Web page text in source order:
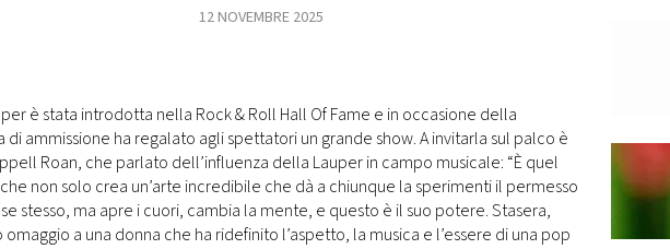
12 NOVEMBRE 2025
è stata introdotta nella Rock & Roll Hall Of Fame e in occasione della
di ammissione ha regalato agli spettatori un grande show. A invitarla sul palco è
Roan, che parlato dell’influenza della Lauper in campo musicale: “È quel
non solo crea un’arte incredibile che dà a chiunque la sperimenti il ​​permesso
stesso, ma apre i cuori, cambia la mente, e questo è il suo potere. Stasera,
a una donna che ha ridefinito l’aspetto, la musica e l’essere di una pop